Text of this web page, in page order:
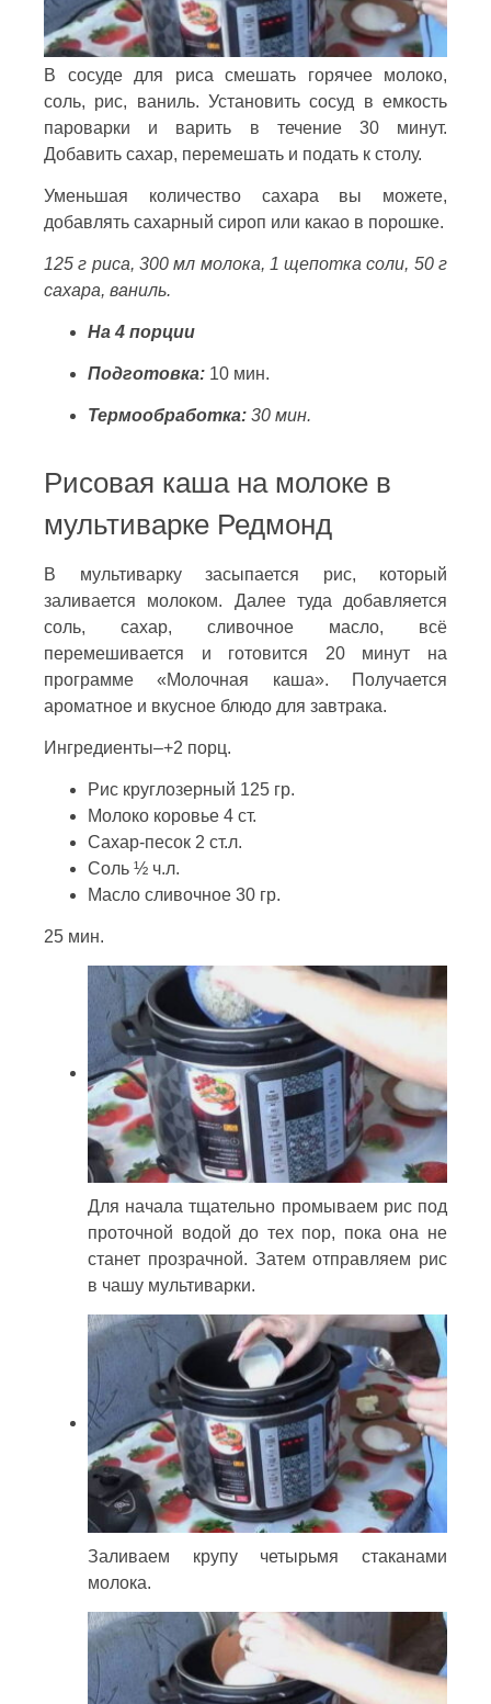
В сосуде для риса смешать горячее молоко,
соль, рис, ваниль. Установить сосуд в емкость
пароварки и варить в течение 30 минут.
Добавить сахар, перемешать и подать к столу.
Уменьшая количество сахара вы можете,
добавлять сахарный сироп или какао в порошке.
125 г риса, 300 мл молока, 1 щепотка соли, 50 г
сахара, ваниль.
На 4 порции
Подготовка: 10 мин.
Термообработка: 30 мин.
Рисовая каша на молоке в
мультиварке Редмонд
В мультиварку засыпается рис, который
заливается молоком. Далее туда добавляется
соль, сахар, сливочное масло, всё
перемешивается и готовится 20 минут на
программе «Молочная каша». Получается
ароматное и вкусное блюдо для завтрака.
Ингредиенты–+2 порц.
Рис круглозерный 125 гр.
Молоко коровье 4 ст.
Сахар-песок 2 ст.л.
Соль ½ ч.л.
Масло сливочное 30 гр.
25 мин.
Для начала тщательно промываем рис под
проточной водой до тех пор, пока она не
станет прозрачной. Затем отправляем рис
в чашу мультиварки.
Заливаем крупу четырьмя стаканами
молока.